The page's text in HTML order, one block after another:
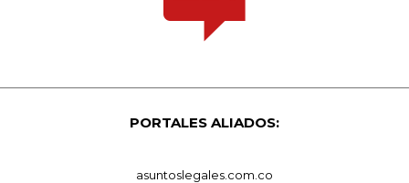
PORTALES ALIADOS:
asuntoslegales.com.co